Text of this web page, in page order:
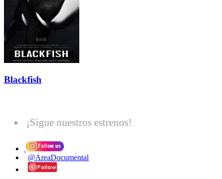
Blackfish
¡Sigue nuestros estrenos!
@AreaDocumental